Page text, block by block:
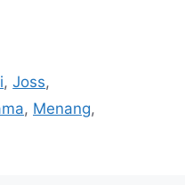
,Joss,
, Menang,